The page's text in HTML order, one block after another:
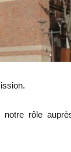
rôle